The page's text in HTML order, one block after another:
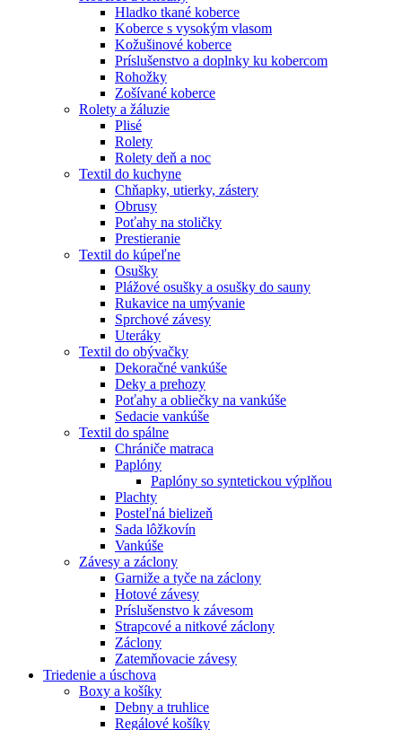
Hladko tkané koberce
Koberce s vysokým vlasom
Kožušinové koberce
Príslušenstvo a doplnky ku kobercom
Rohožky
Zošívané koberce
Rolety a žáluzie
Plisé
Rolety
Rolety deň a noc
Textil do kuchyne
Chňapky, utierky, zástery
Obrusy
Poťahy na stoličky
Prestieranie
Textil do kúpeľne
Osušky
Plážové osušky a osušky do sauny
Rukavice na umývanie
Sprchové závesy
Uteráky
Textil do obývačky
Dekoračné vankúše
Deky a prehozy
Poťahy a obliečky na vankúše
Sedacie vankúše
Textil do spálne
Chrániče matraca
Paplóny
Paplóny so syntetickou výplňou
Plachty
Posteľná bielizeň
Sada lôžkovín
Vankúše
Závesy a záclony
Garniže a tyče na záclony
Hotové závesy
Príslušenstvo k závesom
Strapcové a nitkové záclony
Záclony
Zatemňovacie závesy
Triedenie a úschova
Boxy a košíky
Debny a truhlice
Regálové košíky